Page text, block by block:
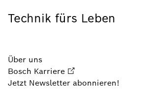
Technik fürs Leben
Über uns
Bosch Karriere
Jetzt Newsletter abonnieren!